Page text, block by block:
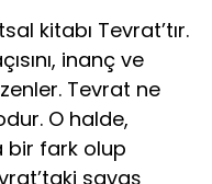
kitabı Tevrat’tır.
inanç ve
Tevrat ne
O halde,
bir fark olup
savaş